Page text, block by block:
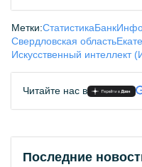
Метки:Статистика
Свердловская область
Искусственный интеллект
Читайте нас в
Последние